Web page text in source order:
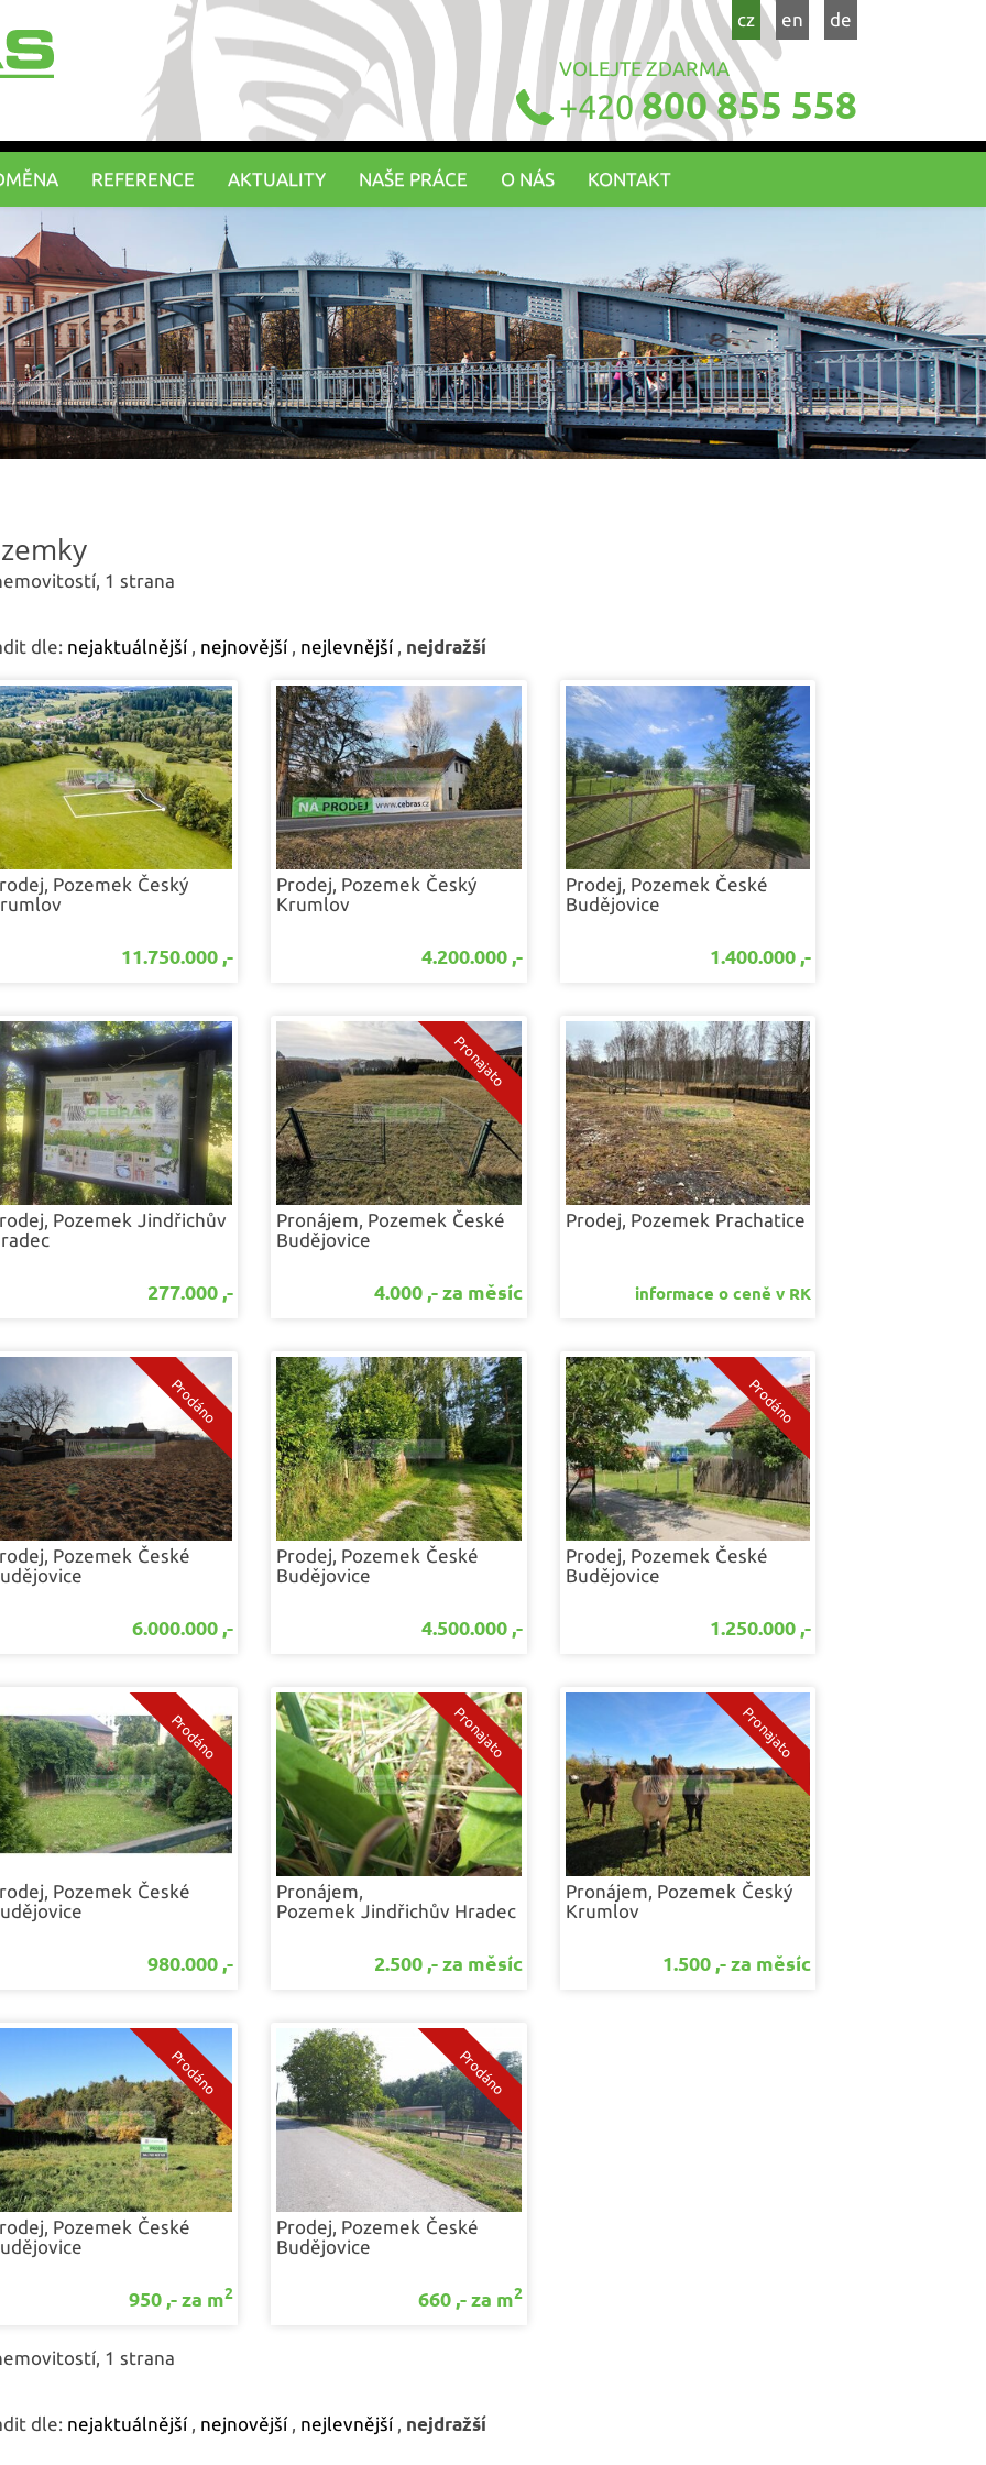
cz en de
VOLEJTE ZDARMA
+420800 855 558
REFERENCE AKTUALITY NAŠE PRÁCE O NÁS KONTAKT
1 strana
dle: nejaktuálnější , nejnovější , nejlevnější , nejdražší
Pozemek Český
11.750.000 ,-
Prodej, Pozemek Český
Krumlov
4.200.000 ,-
Prodej, Pozemek České
Budějovice
1.400.000 ,-
Pozemek Jindřichův
277.000 ,-
Pronájem, Pozemek České
Budějovice
4.000 ,- za měsíc
Prodej, Pozemek Prachatice
informace o ceně v RK
Pozemek České
6.000.000 ,-
Prodej, Pozemek České
Budějovice
4.500.000 ,-
Prodej, Pozemek České
Budějovice
1.250.000 ,-
Pozemek České
980.000 ,-
Pronájem,
Pozemek Jindřichův Hradec
2.500 ,- za měsíc
Pronájem, Pozemek Český
Krumlov
1.500 ,- za měsíc
Pozemek České
950 ,- za m2
Prodej, Pozemek České
Budějovice
660 ,- za m2
1 strana
dle: nejaktuálnější , nejnovější , nejlevnější , nejdražší